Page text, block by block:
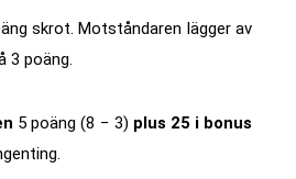
skrot. Motståndaren lägger av
3 poäng.
5 poäng (8 − 3) plus 25 i bonus